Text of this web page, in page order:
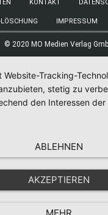
KONTAKT
IMPRESSUM
© 2020 MO Medien Verlag
Website-Tracking-
stetig zu
den Interessen
ABLEHNEN
AKZEPTIEREN